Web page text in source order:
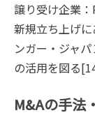
譲り受け企業
新規立ち上げ
ンガー・ジャ
の活用を図る
M&Aの手法